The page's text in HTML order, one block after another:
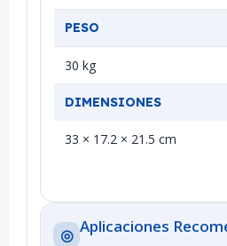
PESO
30 kg
DIMENSIONES
33 × 17.2 × 21.5 cm
◎ Aplicaciones